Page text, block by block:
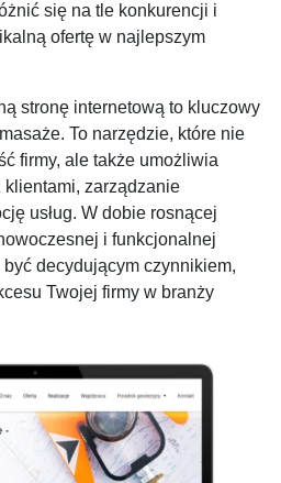
się na tle konkurencji i
ofertę w najlepszym
stronę internetową to kluczowy
To narzędzie, które nie
firmy, ale także umożliwia
zarządzanie
usług. W dobie rosnącej
i funkcjonalnej
decydującym czynnikiem,
Twojej firmy w branży